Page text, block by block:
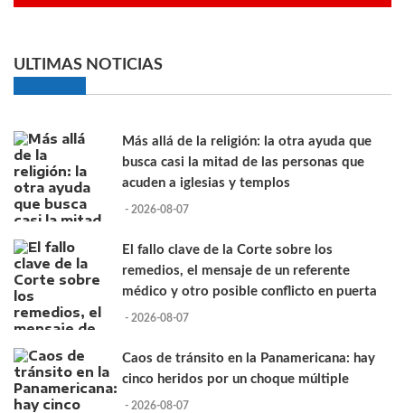
ULTIMAS NOTICIAS
Más allá de la religión: la otra ayuda que
busca casi la mitad de las personas que
acuden a iglesias y templos
- 2026-08-07
El fallo clave de la Corte sobre los
remedios, el mensaje de un referente
médico y otro posible conflicto en puerta
- 2026-08-07
Caos de tránsito en la Panamericana: hay
cinco heridos por un choque múltiple
- 2026-08-07